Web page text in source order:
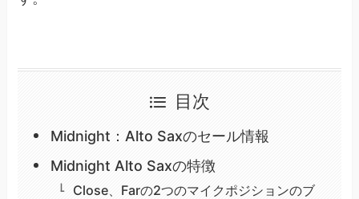
目次
Midnight：Alto Saxのセール情報
Midnight Alto Saxの特徴
Close、Farの2つのマイクポジションのブ